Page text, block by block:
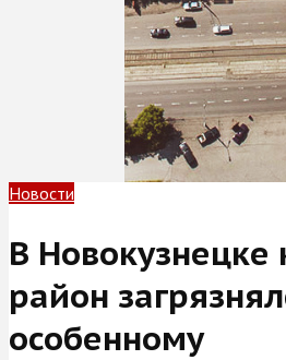
Новости
В
район
особенному